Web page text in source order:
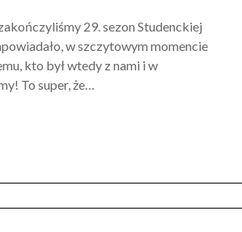
29. sezon Studenckiej
w szczytowym momencie
kto był wtedy z nami i w
To super, że…